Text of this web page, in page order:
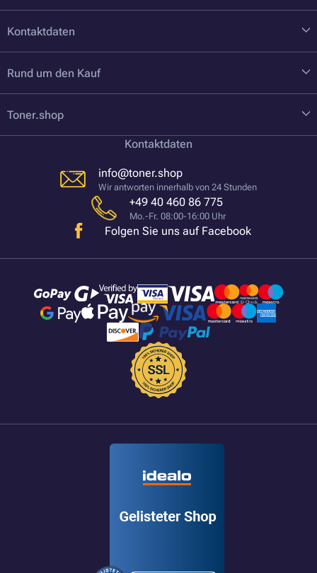
Kontaktdaten
Rund um den Kauf
Toner.shop
Kontaktdaten
info@toner.shop
Wir antworten innerhalb von 24 Stunden
+49 40 460 86 775
Mo.-Fr. 08:00-16:00 Uhr
Folgen Sie uns auf Facebook